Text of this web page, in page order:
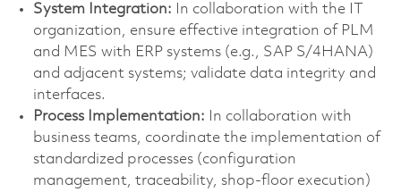
System Integration: In collaboration with the IT
organization, ensure effective integration of PLM
and MES with ERP systems (e.g., SAP S/4HANA)
and adjacent systems; validate data integrity and
interfaces.
Process Implementation:
In collaboration with
business teams, coordinate the implementation of
standardized processes (configuration
management, traceability, shop-floor execution)